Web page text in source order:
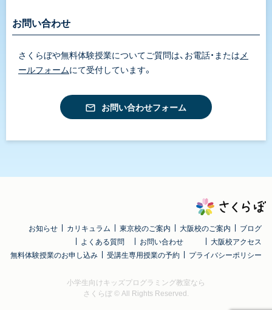
お問い合わせ
さくらぼや無料体験授業についてご質問は、お電話・または メ
ールフォームにて受付しています。
お問い合わせフォーム
お知らせ カリキュラム 東京校のご案内 大阪校のご案内
ブログ
よくある質問
お問い合わせ
大阪校アクセス
無料体験授業のお申し込み
受講生専用授業の予約 プライバシーポリシー
小学生向けキッズプログラミング教室なら
さくらぼ© All Rights Reserved.